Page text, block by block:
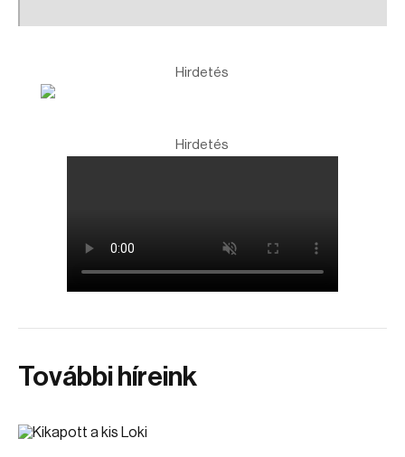
Hirdetés
Hirdetés
További híreink